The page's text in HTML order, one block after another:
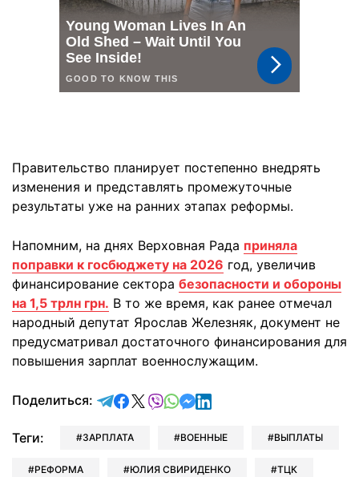
Правительство планирует постепенно внедрять
изменения и представлять промежуточные
результаты уже на ранних этапах реформы.
Напомним, на днях Верховная Рада приняла
поправки к госбюджету на 2026 год, увеличив
финансирование сектора безопасности и обороны
на 1,5 трлн грн. В то же время, как ранее отмечал
народный депутат Ярослав Железняк, документ не
предусматривал достаточного финансирования для
повышения зарплат военнослужащим.
Поделиться: отправить в Telegram
поделиться в Facebook
поделиться в X
отправить в Viber
отправить в Whatsapp
отправить в Messenger
отправить в LinkedIn
Теги: ЗАРПЛАТА ВОЕННЫЕ ВЫПЛАТЫ
РЕФОРМА ЮЛИЯ СВИРИДЕНКО ТЦК